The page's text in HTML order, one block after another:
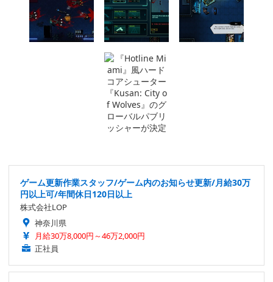
ゲーム更新作業スタッフ/ゲーム内のお知らせ更新/月給30万
円以上可/年間休日120日以上
株式会社LOP
神奈川県
月給30万8,000円～46万2,000円
正社員